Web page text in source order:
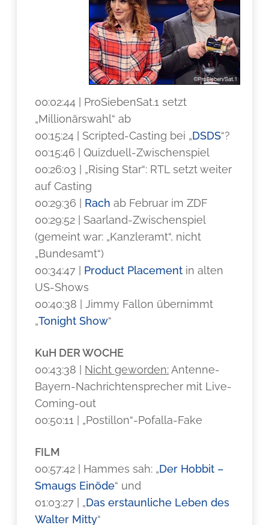
00:02:44 | ProSiebenSat.1 setzt
„Millionärswahl“ ab
00:15:24 | Scripted-Casting bei „DSDS“?
00:15:46 | Quizduell-Zwischenspiel
00:26:03 | „Rising Star“: RTL setzt weiter
auf Casting
00:29:36 | Rach ab Februar im ZDF
00:29:52 | Saarland-Zwischenspiel
(gemeint war: „Kanzleramt“, nicht
„Bundesamt“)
00:34:47 |
Product Placement in alten
US-Shows
00:40:38 | Jimmy Fallon übernimmt
„Tonight Show“
KuH DER WOCHE
00:43:38 | Nicht geworden:Antenne-
Bayern-Nachrichtensprecher mit Live-
Coming-out
00:50:11 | „Postillon“-Pofalla-Fake
FILM
00:57:42 | Hammes sah: „Der Hobbit –
Smaugs Einöde“ und
01:03:27 | „Das erstaunliche Leben des
Walter Mitty“